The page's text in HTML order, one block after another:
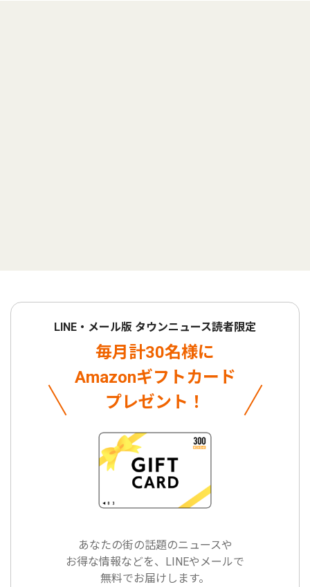
LINE・メール版 タウンニュース読者限定
毎月計30名様に
Amazonギフトカード
プレゼント！
あなたの街の話題のニュースや
お得な情報などを、LINEやメールで
無料でお届けします。